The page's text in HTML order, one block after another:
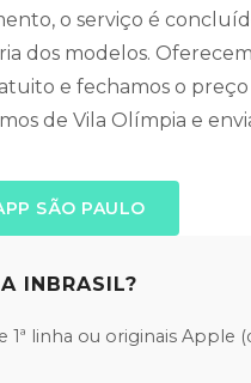
o serviço é
dos modelos.
e fechamos o preço
de Vila Olímpia e
SÃO PAULO
INBRASIL?
1ª linha ou originais Apple